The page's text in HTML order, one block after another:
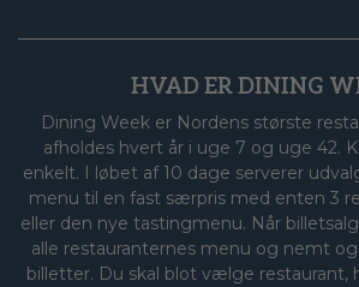
HVAD ER DINING
Dining Week er Nordens største
afholdes hvert år i uge 7 og uge 42.
enkelt. I løbet af 10 dage serverer
menu til en fast særpris med enten 3
eller den nye tastingmenu. Når
alle restauranternes menu og nemt
billetter. Du skal blot vælge restaurant,